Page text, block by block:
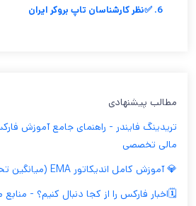
6. ✅نظر کارشناسان تاپ بروکر ایران
مطالب پیشنهادی
تریدینگ فایندر - راهنمای جامع آموزش
مالی تخصصی
💎 آموزش کامل اندیکاتور EMA (میانگین تحرک نمایی) 💎
🗓️اخبار فارکس را از کجا دنبال کنیم؟ - منابع